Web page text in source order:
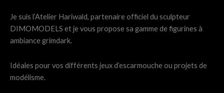
12.50€
à
75.00€
Je suis l’Atelier Hariwald, partenaire officiel du sculpteur
DIMOMODELS et je vous propose sa gamme de figurines à
ambiance grimdark.
Idéales pour vos différents jeux d’escarmouche ou projets de
modélisme.